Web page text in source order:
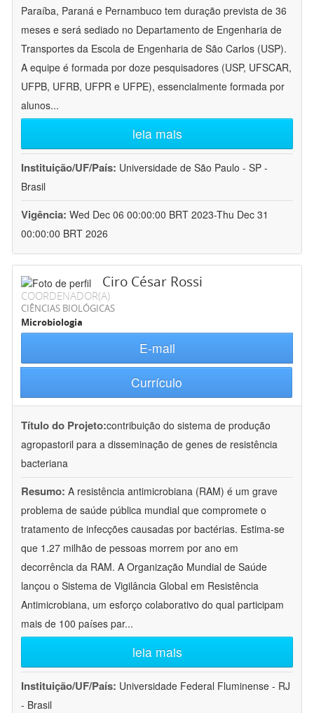
Paraíba, Paraná e Pernambuco tem duração prevista de 36
meses e será sediado no Departamento de Engenharia de
Transportes da Escola de Engenharia de São Carlos (USP).
A equipe é formada por doze pesquisadores (USP, UFSCAR,
UFPB, UFRB, UFPR e UFPE), essencialmente formada por
alunos...
leia mais
Instituição/UF/País: Universidade de São Paulo - SP -
Brasil
Vigência: Wed Dec 06 00:00:00 BRT 2023-Thu Dec 31
00:00:00 BRT 2026
Ciro César Rossi
COORDENADOR(A)
CIÊNCIAS BIOLÓGICAS
Microbiologia
E-mail
Currículo
Título do Projeto:contribuição do sistema de produção
agropastoril para a disseminação de genes de resistência
bacteriana
Resumo: A resistência antimicrobiana (RAM) é um grave
problema de saúde pública mundial que compromete o
tratamento de infecções causadas por bactérias. Estima-se
que 1.27 milhão de pessoas morrem por ano em
decorrência da RAM. A Organização Mundial de Saúde
lançou o Sistema de Vigilância Global em Resistência
Antimicrobiana, um esforço colaborativo do qual participam
mais de 100 países par...
leia mais
Instituição/UF/País: Universidade Federal Fluminense - RJ
- Brasil